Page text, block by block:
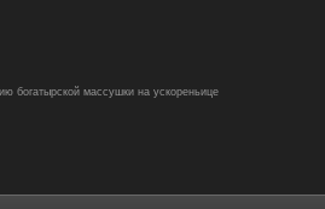
богатырской массушки на ускореньице